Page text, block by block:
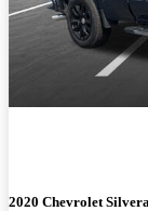
2020 Chevrolet